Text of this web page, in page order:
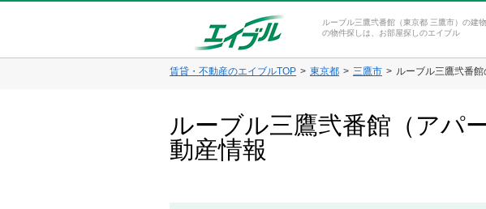
ルーブル三鷹弐番館（東京都 三鷹市）の建
の物件探しは、お部屋探しのエイブル
賃貸・不動産のエイブルTOP 東京都 三鷹市 ルーブル三鷹弐番
ルーブル三鷹弐番館（アパ
動産情報